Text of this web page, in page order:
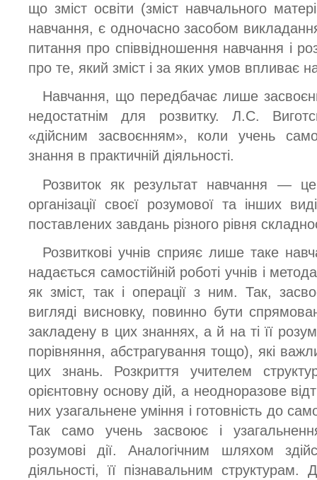
що зміст освіти (зміст навчального
навчання, є одночасно засобом
питання про співвідношення навчання і
про те, який зміст і за яких умов впливає
Навчання, що передбачає лише
недостатнім для розвитку. Л.С.
«дійсним засвоєнням», коли учень
знання в практичній діяльності.
Розвиток як результат навчання — це
організації своєї розумової та інших
поставлених завдань різного рівня
Розвиткові учнів сприяє лише таке
надається самостійній роботі учнів і
як зміст, так і операції з ним. Так,
вигляді висновку, повинно бути
закладену в цих знаннях, а й на ті її
порівняння, абстрагування тощо), які
цих знань. Розкриття учителем
орієнтовну основу дій, а неодноразове
них узагальнене уміння і готовність до
Так само учень засвоює і
розумові дії. Аналогічним шляхом
діяльності, її пізнавальним структурам.